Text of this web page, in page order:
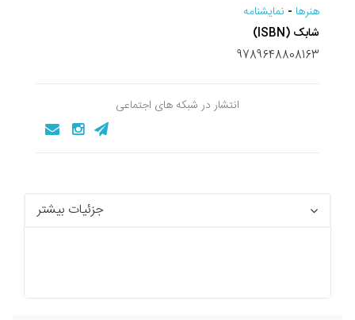
هنرها - نمايشنامه
شابک (ISBN)
9789648808163
انتشار در شبکه های اجتماعی
جزئیات بیشتر